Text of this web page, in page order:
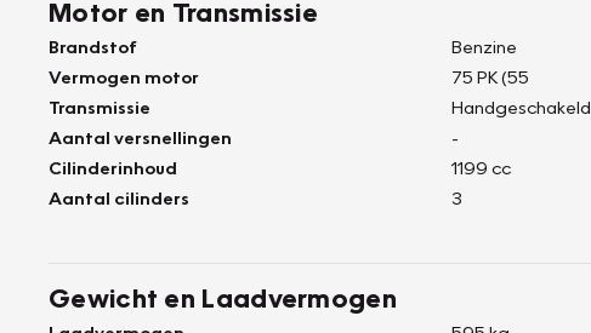
Motor en Transmissie
Brandstof
Benzine
Vermogen motor
75 PK (55
Transmissie
Handgeschakeld
Aantal versnellingen
-
Cilinderinhoud
1199 cc
Aantal cilinders
3
Gewicht en Laadvermogen